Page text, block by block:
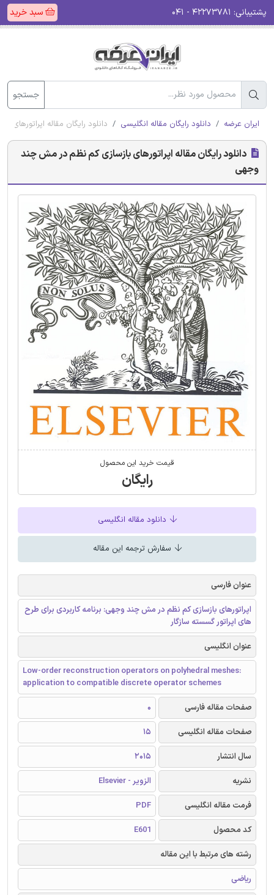
پشتیبانی: سبد خرید
جستجو
ایران عرضه دانلود رایگان مقاله انگلیسی دانلود رایگان مقاله
دانلود رایگان مقاله اپراتورهای بازسازی کم نظم در مش چند
وجهی
قیمت خرید این محصول
رایگان
دانلود مقاله انگلیسی
سفارش ترجمه این مقاله
عنوان فارسی
اپراتورهای بازسازی کم نظم در مش چند وجهی: برنامه کاربردی برای طرح
های اپراتور گسسته سازگار
عنوان انگلیسی
Low-order reconstruction operators on polyhedral meshes:
application to compatible discrete operator schemes
صفحات مقاله فارسی
0
صفحات مقاله انگلیسی
15
سال انتشار
2015
نشریه
الزویر - Elsevier
فرمت مقاله انگلیسی
PDF
کد محصول
E601
رشته های مرتبط با این مقاله
ریاضی